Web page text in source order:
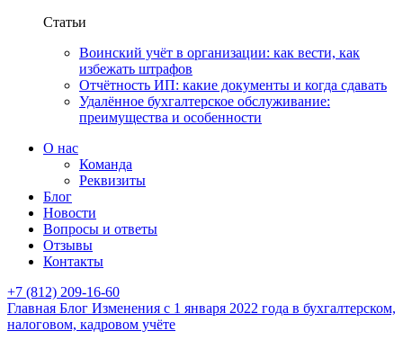
Статьи
Воинский учёт в организации: как вести, как
избежать штрафов
Отчётность ИП: какие документы и когда сдавать
Удалённое бухгалтерское обслуживание:
преимущества и особенности
О нас
Команда
Реквизиты
Блог
Новости
Вопросы и ответы
Отзывы
Контакты
+7 (812) 209-16-60
Главная Блог Изменения с 1 января 2022 года в бухгалтерском,
налоговом, кадровом учёте